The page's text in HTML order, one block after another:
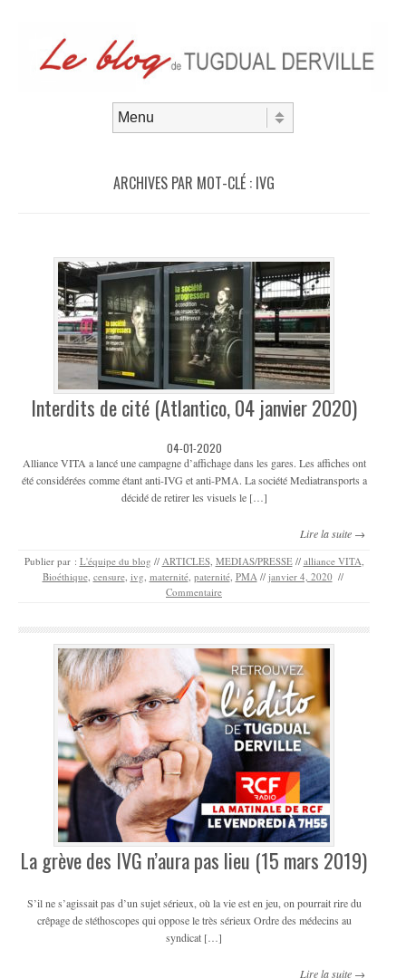
ARCHIVES PAR MOT-CLÉ : IVG
Interdits de cité (Atlantico, 04 janvier 2020)
04-01-2020
Alliance VITA a lancé une campagne d’affichage dans les gares. Les affiches ont
été considérées comme étant anti-IVG et anti-PMA. La société Mediatransports a
décidé de retirer les visuels le […]
Lire la suite →
Publier par : L'équipe du blog // ARTICLES, MEDIAS/PRESSE // alliance VITA
Bioéthique, censure, ivg maternité, paternité, PMA // janvier 4, 2020 //
Commentaire
La grève des IVG n’aura pas lieu (15 mars 2019)
S’il ne s’agissait pas d’un sujet sérieux, où la vie est en jeu, on pourrait rire du
crêpage de stéthoscopes qui oppose le très sérieux Ordre des médecins au
syndicat […]
Lire la suite →